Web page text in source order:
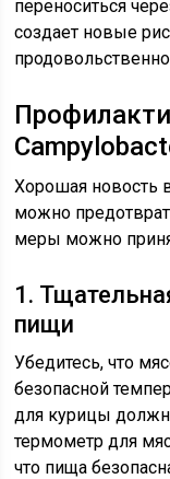
переноситься
создает новые
Хорошая новость
можно
меры можно
1.
пищи
Убедитесь, что
безопасной
для курицы
термометр для
что пища